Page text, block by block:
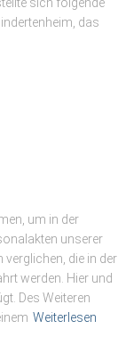
das
um in der
unserer
verglichen, die in der
werden. Hier und
Des Weiteren
Weiterlesen